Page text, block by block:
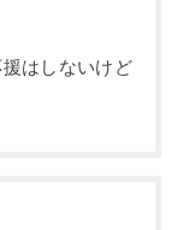
はしないけど